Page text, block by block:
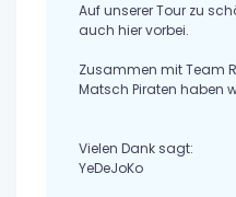
Auf unserer Tour zu
auch hier vorbei.
Zusammen mit Team
Matsch Piraten haben
Vielen Dank sagt:
YeDeJoKo